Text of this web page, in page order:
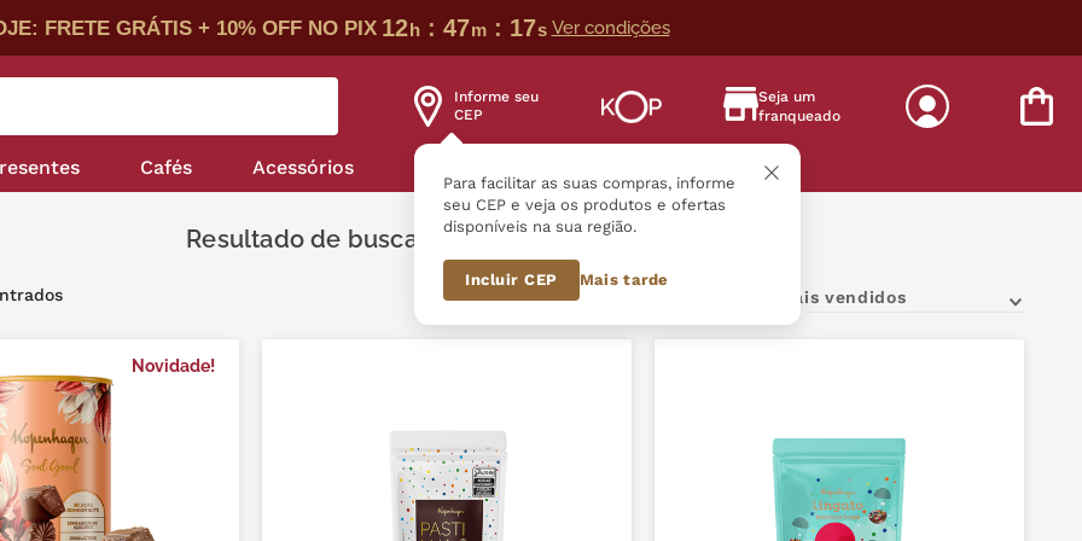
FRETE GRÁTIS + 10% OFF NO PIX 12h : 47m : 16s Ver condições
Informe seu
CEP
Para facilitar as suas compras, informe
seu CEP e veja os produtos e ofertas
disponíveis na sua região.
Incluir CEP Mais tarde
Seja um
franqueado
Cafés Acessórios
Drageados e Nuts
Mais vendidos
Novidade!